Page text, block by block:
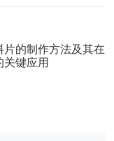
片的制作方法及其在
关键应用